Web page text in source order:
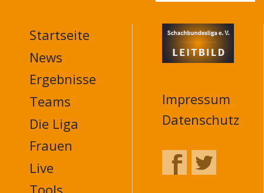
MAIN
NAVIGATION
FOOTER
Startseite
News
Ergebnisse
Teams
Die Liga
Frauen
Live
Impressum
Datenschutz